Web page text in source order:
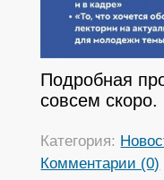
Подробная
совсем скоро.
Категория:
Комментарии (0)